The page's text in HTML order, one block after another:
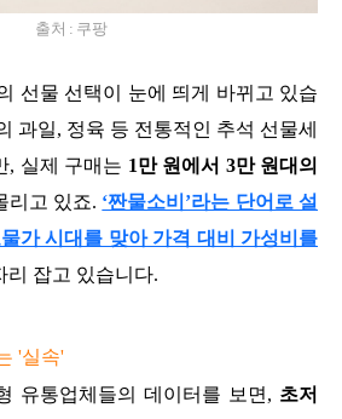
출처 : 쿠팡
선물 선택이 눈에 띄게 바뀌고 있습
과일, 정육 등 전통적인 추석 선물세
, 실제 구매는 1만 원에서 3만 원대의
리고 있죠. ‘짠물소비’라는 단어로 설
가 시대를 맞아 가격 대비 가성비를
리 잡고 있습니다.
'실속'
유통업체들의 데이터를 보면, 초저